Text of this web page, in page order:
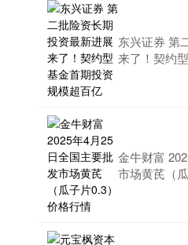
东兴证券 第
来了！契约
金牛财富
市场黄芪（